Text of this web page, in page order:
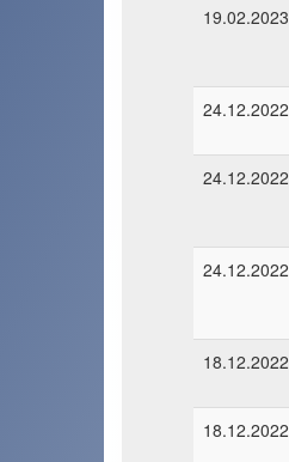
19.02.2023
24.12.2022
24.12.2022
24.12.2022
18.12.2022
18.12.2022